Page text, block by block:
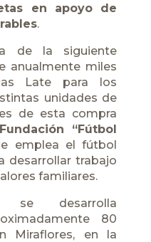
en apoyo de
.
de la siguiente
anualmente miles
Late para los
unidades de
de esta compra
Fundación “Fútbol
emplea el fútbol
desarrollar trabajo
familiares.
se desarrolla
80
Miraflores, en la